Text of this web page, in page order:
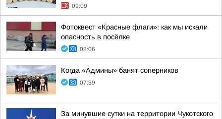
09:09
Фотоквест «Красные флаги»: как мы искали
опасность в посёлке
08:06
Когда «Админы» банят соперников
07:39
За минувшие сутки на территории Чукотского